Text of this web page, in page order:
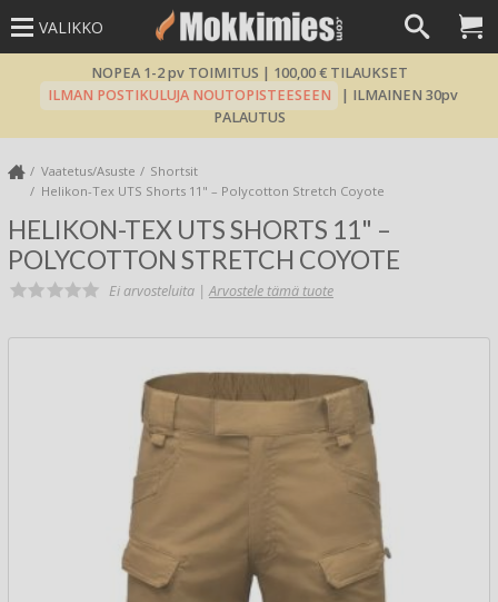
VALIKKO
NOPEA 1-2 pv TOIMITUS | 100,00 € TILAUKSET
ILMAN POSTIKULUJA NOUTOPISTEESEEN
| ILMAINEN 30pv
PALAUTUS
Vaatetus/Asuste
Shortsit
Helikon-Tex UTS Shorts 11" – Polycotton Stretch Coyote
HELIKON-TEX UTS SHORTS 11" –
POLYCOTTON STRETCH COYOTE
Ei arvosteluita |Arvostele tämä tuote